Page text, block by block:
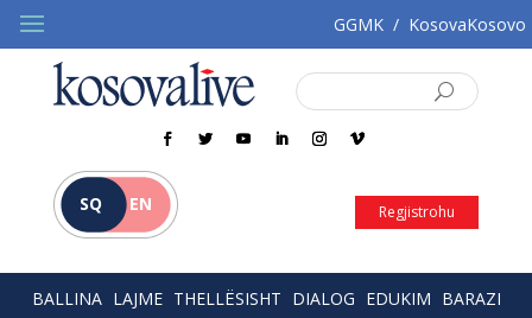
GGMK / KosovaKosovo
SQ EN Regjistrohu
BALLINA LAJME THELLËSISHT DIALOG EDUKIM BARAZI